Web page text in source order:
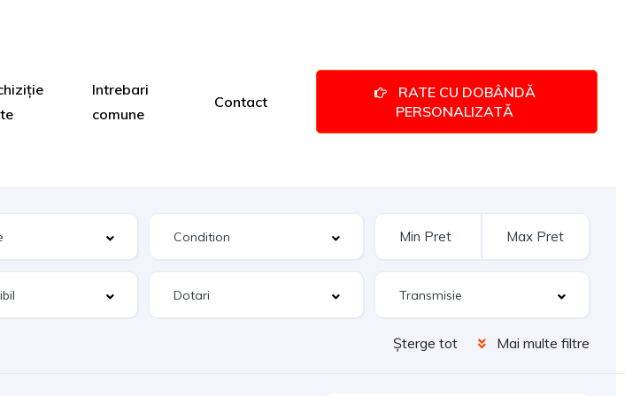
Intrebari
comune
Contact
RATE CU DOBÂNDĂ
PERSONALIZATĂ
Șterge tot Mai multe filtre